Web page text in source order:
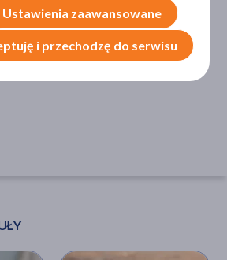
antyseptyczne
aromaterapeutyczne
uspokajające
Ustawienia zaawansowane
i przechodzę do serwisu